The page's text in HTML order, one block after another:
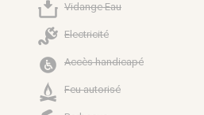
Vidange Eau
Electricité
Accès handicapé
Feu autorisé